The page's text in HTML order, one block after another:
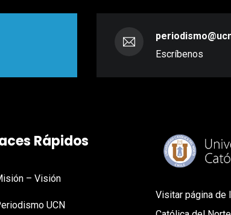
Escríbenos
Rápidos
– Visión
UCN
Visitar página de